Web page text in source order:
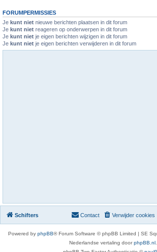
FORUMPERMISSIES
Je kunt niet nieuwe berichten plaatsen in dit forum
Je kunt niet reageren op onderwerpen in dit forum
Je kunt niet je eigen berichten wijzigen in dit forum
Je kunt niet je eigen berichten verwijderen in dit forum
Schifters Verwijder cookies
Contact
Powered by phpBB® Forum Software © phpBB Limited | SE
Nederlandse vertaling doorphpBB.nl